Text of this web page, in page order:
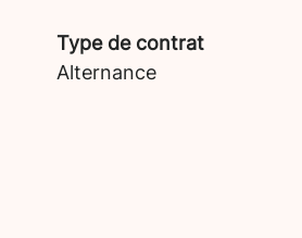
Type de contrat
Alternance